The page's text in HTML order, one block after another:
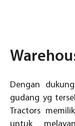
Dengan
gudang yg
Tractors